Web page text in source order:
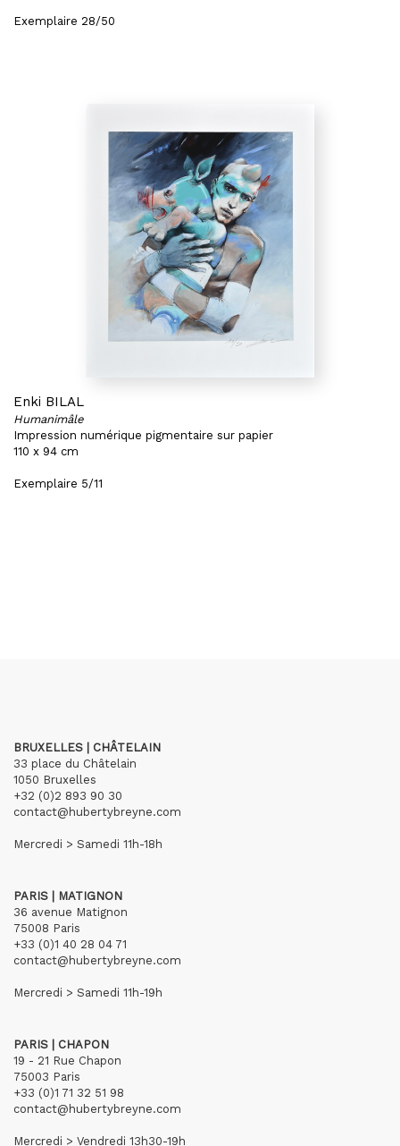
Exemplaire 28/50
Enki BILAL
Humanimâle
Impression numérique pigmentaire sur papier
110 x 94 cm
Exemplaire 5/11
BRUXELLES | CHÂTELAIN
33 place du Châtelain
1050 Bruxelles
+32 (0)2 893 90 30
contact@hubertybreyne.com
Mercredi > Samedi 11h-18h
PARIS | MATIGNON
36 avenue Matignon
75008 Paris
+33 (0)1 40 28 04 71
contact@hubertybreyne.com
Mercredi > Samedi 11h-19h
PARIS | CHAPON
19 - 21 Rue Chapon
75003 Paris
+33 (0)1 71 32 51 98
contact@hubertybreyne.com
Mercredi > Vendredi 13h30-19h